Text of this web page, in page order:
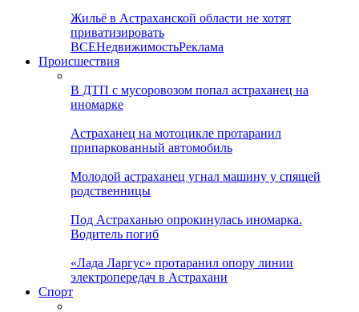
Жильё в Астраханской области не хотят
приватизировать
ВСЕНедвижимостьРеклама
Происшествия
В ДТП с мусоровозом попал астраханец на
иномарке
Астраханец на мотоцикле протаранил
припаркованный автомобиль
Молодой астраханец угнал машину у спящей
родственницы
Под Астраханью опрокинулась иномарка.
Водитель погиб
«Лада Ларгус» протаранил опору линии
электропередач в Астрахани
Спорт